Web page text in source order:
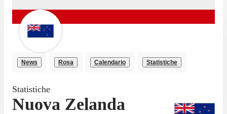
News Rosa Calendario Statistiche
Statistiche
Nuova Zelanda